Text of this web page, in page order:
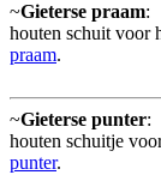
~Gieterse praam:
houten schuit voor
praam.
~Gieterse punter:
houten schuitje
punter.